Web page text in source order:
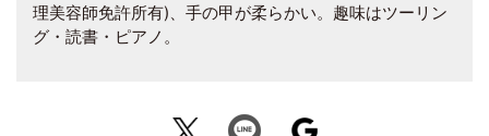
理美容師免許所有)、手の甲が柔らかい。趣味はツーリン
グ・読書・ピアノ。